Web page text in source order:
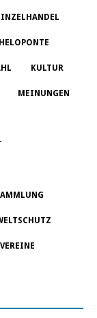
HELOPONTE
KULTUR
MEINUNGEN
VEREINE